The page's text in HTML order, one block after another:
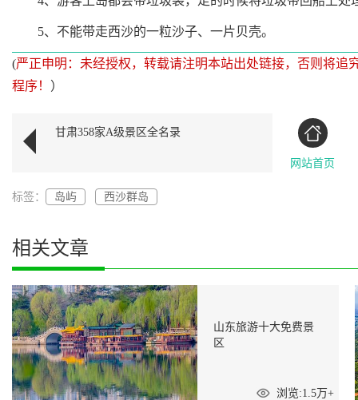
5、不能带走西沙的一粒沙子、一片贝壳。
(严正申明：未经授权，转载请注明本站出处链接，否则将
程序！ ）
甘肃358家A级景区全名录
网站首页
标签： 岛屿 西沙群岛
相关文章
山东旅游十大免费景
区
浏览:1.5万+